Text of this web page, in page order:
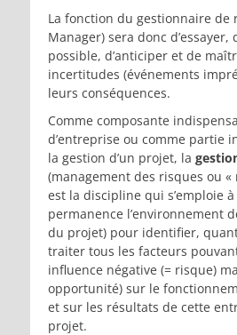
La fonction du gestionnaire de
Manager) sera donc
possible, d’anticiper et de
incertitudes (événements
leurs conséquences.
Comme composante
d’entreprise ou comme partie
la gestion d’un projet, la
(management des risques ou «
est la discipline qui s’emploie
permanence l’environnement
du projet) pour identifier,
traiter tous les facteurs
influence négative (= risque)
opportunité) sur le
et sur les résultats de cette
projet.